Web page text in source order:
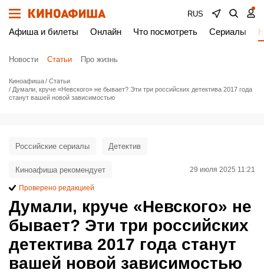
RUS
Афиша и билеты Онлайн Что посмотреть Сериалы
Новости Статьи Про жизнь
Киноафиша
Статьи
Думали, круче «Невского» не бывает? Эти три российских детектива 2017 года
станут вашей новой зависимостью
Думали, круче «Невского» не
бывает? Эти три российских
детектива 2017 года станут
вашей новой зависимостью
Российские сериалы Детектив
Киноафиша рекомендует 29 июля 2025 11:21
Проверено редакцией